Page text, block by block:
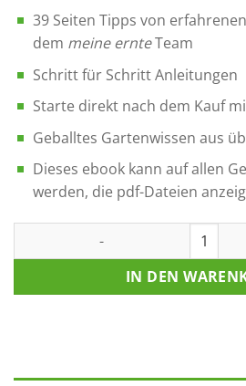
39 Seiten Tipps von
dem meine ernteTeam
Schritt für Schritt Anleitungen
Starte direkt nach dem Kauf
Geballtes Gartenwissen aus
Dieses ebook kann auf allen
werden, die pdf-Dateien
Digitales Buch „Tomaten
IN DEN